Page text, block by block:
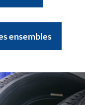
ensembles